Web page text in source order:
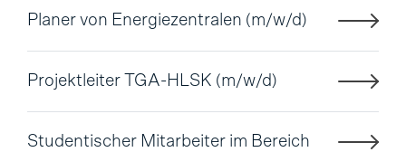
Planer von Energiezentralen (m/w/d)
Projektleiter TGA-HLSK (m/w/d)
Studentischer Mitarbeiter im Bereich